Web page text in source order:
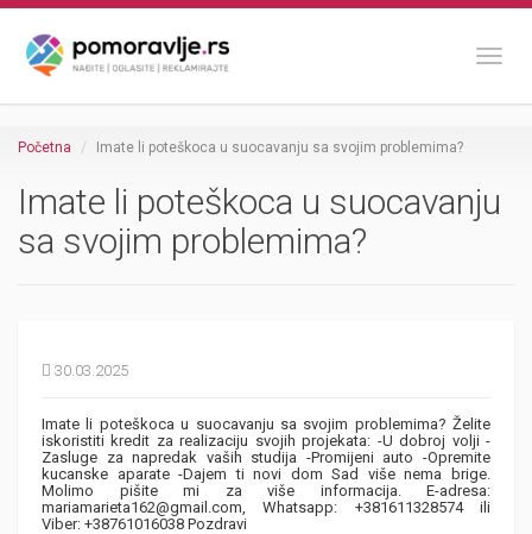
Početna Imate li poteškoca u suocavanju sa svojim problemima?
Imate li poteškoca u suocavanju
sa svojim problemima?
30.03.2025
Imate li poteškoca u suocavanju sa svojim problemima? Želite
iskoristiti kredit za realizaciju svojih projekata: -U dobroj volji -
Zasluge za napredak vaših studija -Promijeni auto -Opremite
kucanske aparate -Dajem ti novi dom Sad više nema brige.
Molimo pišite mi za više informacija. E-adresa:
mariamarieta162@gmail.com, Whatsapp: +381611328574 ili
Viber: +38761016038 Pozdravi